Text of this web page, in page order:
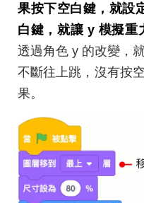
果按下空白鍵，就設
白鍵，就讓 y 模擬重
透過角色 y 的改變，
不斷往上跳，沒有按
果。